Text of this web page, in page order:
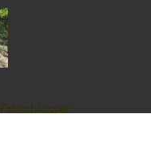
Faltschlösser